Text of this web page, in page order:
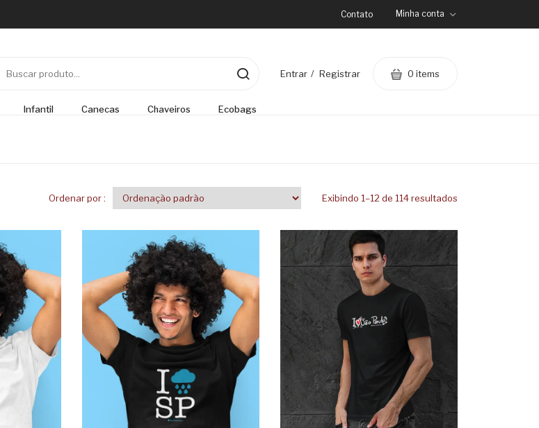
Contato Minha conta
Entrar Registrar 0 items
Infantil Canecas Chaveiros Ecobags
Exibindo 1–12 de 114 resultados
Ordenar por :